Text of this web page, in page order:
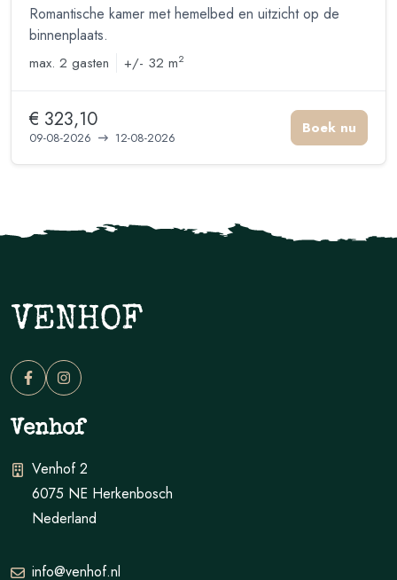
Romantische kamer met hemelbed en uitzicht op de
binnenplaats.
max. 2 gasten +/- 32 m2
€ 323,10
09-08-2026 12-08-2026
Boek nu
Venhof
Venhof 2
6075 NE Herkenbosch
Nederland
info@venhof.nl